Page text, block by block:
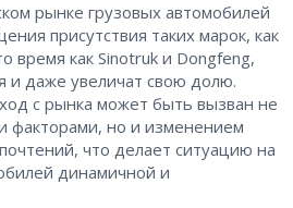
рынке грузовых автомобилей
присутствия таких марок, как
время как Sinotruk и Dongfeng,
и даже увеличат свою долю.
с рынка может быть вызван не
факторами, но и изменением
что делает ситуацию на
динамичной и